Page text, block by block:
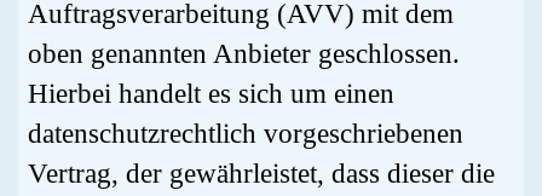
Auftragsverarbeitung (AVV) mit dem
oben genannten Anbieter geschlossen.
Hierbei handelt es sich um einen
datenschutzrechtlich vorgeschriebenen
Vertrag, der gewährleistet, dass dieser die